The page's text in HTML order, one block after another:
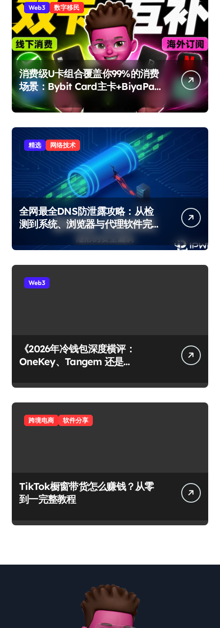
Web3 数字移民
消费级U卡组合覆盖你99%的消费
场景：Bybit Card主卡+BiyaPay
备用卡完整攻略
精选 网络技术
全网最全DNS防泄露攻略：从检
测到系统、浏览器与代理软件完
Web3
《2026年冷钱包深度横评：
OneKey、Tangem 还是
垒？》
跨境电商 软件分享
TikTok橱窗带货怎么赚钱？从零
到一完整教程